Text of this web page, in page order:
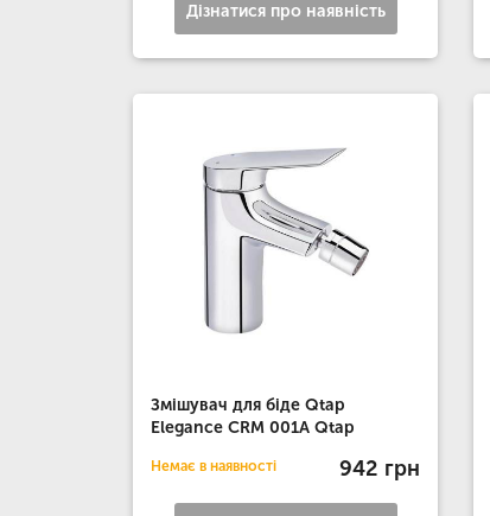
Дізнатися про наявність
Змішувач для біде Qtap
Elegance CRM 001A Qtap
Немає в наявності 942 грн